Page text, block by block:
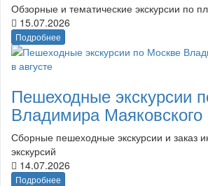
Обзорные и тематические экскурсии по
15.07.2026
Подробнее
Пешеходные экскурсии
Владимира Маяковского
Сборные пешеходные экскурсии и заказ
экскурсий
14.07.2026
Подробнее